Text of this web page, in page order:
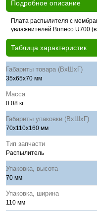
Подробное описание
Плата распылителя с
увлажнителей Boneco U700
Таблица характеристик
Габариты товара (ВхШхГ)
35x65x70 мм
Масса
0.08 кг
Габариты упаковки (ВхШхГ)
70x110x160 мм
Тип запчасти
Распылитель
Упаковка, высота
70 мм
Упаковка, ширина
110 мм